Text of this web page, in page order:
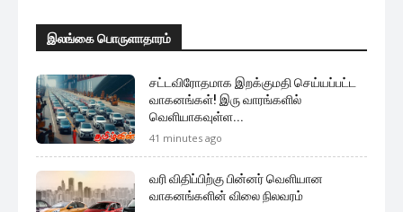
இலங்கை பொருளாதாரம்
சட்டவிரோதமாக இறக்குமதி செய்யப்பட்ட
வாகனங்கள்! இரு வாரங்களில்
வெளியாகவுள்ள...
41 minutes ago
வரி விதிப்பிற்கு பின்னர் வெளியான
வாகனங்களின் விலை நிலவரம்